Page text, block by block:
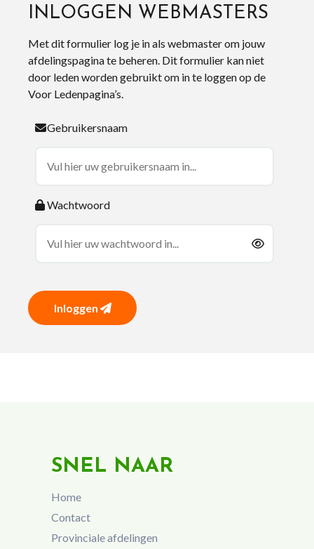
INLOGGEN WEBMASTERS
Met dit formulier log je in als webmaster om jouw
afdelingspagina te beheren. Dit formulier kan niet
door leden worden gebruikt om in te loggen op de
Voor Ledenpagina’s.
Gebruikersnaam
Wachtwoord
Inloggen
SNEL NAAR
Home
Contact
Provinciale afdelingen